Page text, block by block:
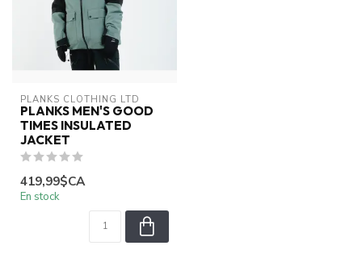
PLANKS CLOTHING LTD
PLANKS MEN'S GOOD
TIMES INSULATED
JACKET
419,99$CA
En stock